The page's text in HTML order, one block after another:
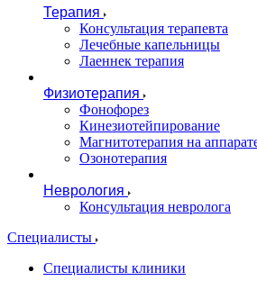
Терапия
Консультация терапевта
Лечебные капельницы
Лаеннек терапия
Физиотерапия
Фонофорез
Кинезиотейпирование
Магнитотерапия на
Озонотерапия
Неврология
Консультация невролога
Специалисты
Специалисты клиники